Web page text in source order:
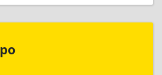
обл, Протвино г, Ленина